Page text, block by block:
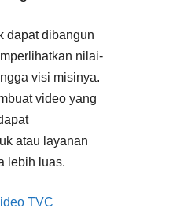
dapat dibangun
nilai-
visi misinya.
video yang
atau layanan
lebih luas.
TVC